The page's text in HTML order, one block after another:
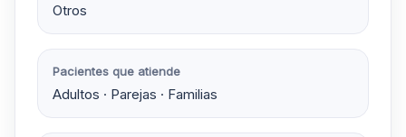
Otros
Pacientes que atiende
Adultos · Parejas · Familias